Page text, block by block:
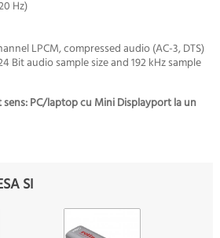
Hz)
LPCM, compressed audio (AC-3, DTS)
Bit audio sample size and 192 kHz sample
PC/laptop cu Mini Displayport la un
SI